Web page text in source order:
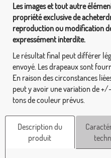
Les images et tout autre
propriété exclusive de
reproduction ou modification
expressément interdite.
Le résultat final peut différer
envoyé. Les drapeaux sont
En raison des circonstances
peut y avoir une variation de
tons de couleur prévus.
Description du
produit